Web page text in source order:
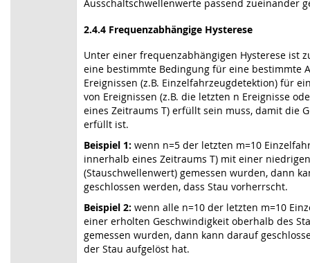
Ausschaltschwellenwerte passend zueinander
2.4.4 Frequenzabhängige Hysterese
Unter einer frequenzabhängigen Hysterese ist
eine bestimmte Bedingung für eine bestimmte
Ereignissen (z.B. Einzelfahrzeugdetektion) für
von Ereignissen (z.B. die letzten n Ereignisse
eines Zeitraums T) erfüllt sein muss, damit die
erfüllt ist.
Beispiel 1: wenn n=5 der letzten m=10
innerhalb eines Zeitraums T) mit einer
(Stauschwellenwert) gemessen wurden, dann
geschlossen werden, dass Stau vorherrscht.
Beispiel 2: wenn alle n=10 der letzten m=10
einer erholten Geschwindigkeit oberhalb des
gemessen wurden, dann kann darauf
der Stau aufgelöst hat.